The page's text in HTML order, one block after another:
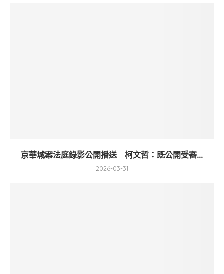
京華城案法庭錄影公開播送 柯文哲：既公開受審...
2026-03-31